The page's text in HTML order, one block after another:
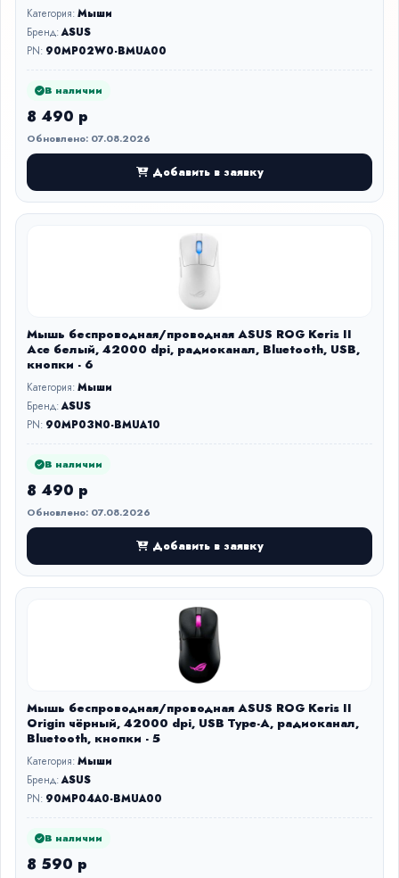
Категория:Мыши
Бренд:ASUS
PN: 90MP02W0-BMUA00
В наличии
8 490 р
Обновлено: 07.08.2026
Добавить в заявку
Мышь беспроводная/проводная ASUS ROG Keris II
Ace белый, 42000 dpi, радиоканал, Bluetooth, USB,
кнопки - 6
Категория:Мыши
Бренд:ASUS
PN: 90MP03N0-BMUA10
В наличии
8 490 р
Обновлено: 07.08.2026
Добавить в заявку
Мышь беспроводная/проводная ASUS ROG Keris II
Origin чёрный, 42000 dpi, USB Type-A, радиоканал,
Bluetooth, кнопки - 5
Категория:Мыши
Бренд:ASUS
PN: 90MP04A0-BMUA00
В наличии
8 590 р